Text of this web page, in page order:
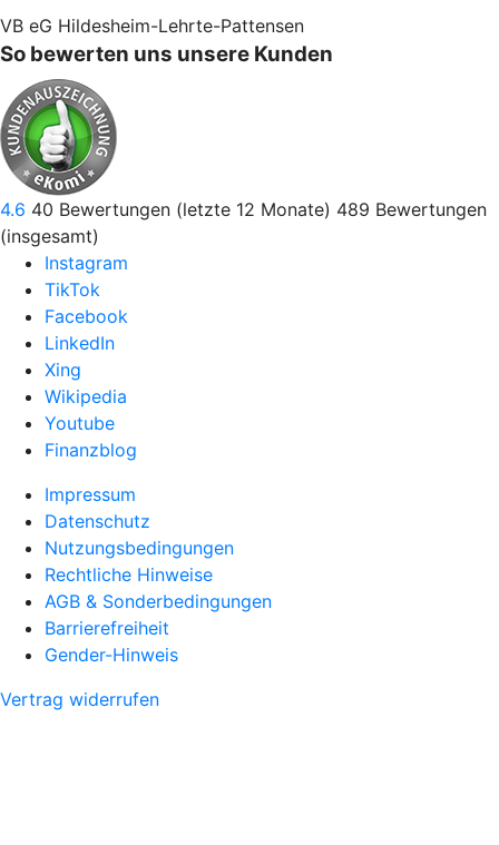
VB eG Hildesheim-Lehrte-Pattensen
So bewerten uns unsere Kunden
4.6 40 Bewertungen (letzte 12 Monate) 489 Bewertungen
(insgesamt)
Instagram
TikTok
Facebook
LinkedIn
Xing
Wikipedia
Youtube
Finanzblog
Impressum
Datenschutz
Nutzungsbedingungen
Rechtliche Hinweise
AGB & Sonderbedingungen
Barrierefreiheit
Gender-Hinweis
Vertrag widerrufen